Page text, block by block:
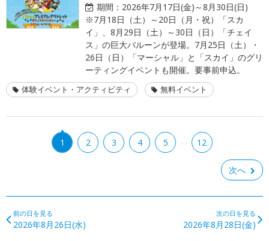
期間： 2026年7月17日(金)～8月30日(日)
※7月18日（土）～20日（月・祝）「スカ
イ」、8月29日（土）～30日（日）「チェイ
ス」の巨大バルーンが登場。7月25日（土）・
26日（日）「マーシャル」と「スカイ」のグリ
ーティングイベントも開催。要事前申込。
体験イベント・アクティビティ 無料イベント
1 2 3 4 5 … 12
次へ
前の日を見る
2026年8月26日(水)
次の日を見る
2026年8月28日(金)